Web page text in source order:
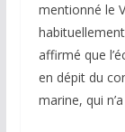
mentionné le
affirmé que
en dépit du
marine, qui